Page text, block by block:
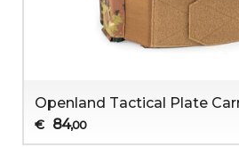
Openland Tactical Plate
€ 84,00